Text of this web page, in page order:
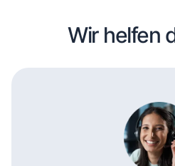
Wir helfen